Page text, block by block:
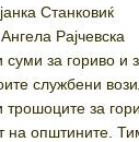
Бјанка
Рајчевска
за гориво и
службени
трошоците за
на општините.